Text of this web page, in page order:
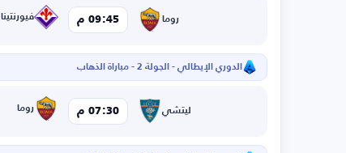
روما 09:45 م فيورنتينا
الدوري الإيطالي - الجولة 2 - مباراة الذهاب
ليتشي 07:30 م روما